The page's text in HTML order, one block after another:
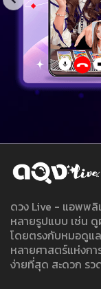
ดวง Live - แอพพลิ
หลายรูปแบบ เช่น
โดยตรงกับหมอดูแ
หลายศาสตร์แห่งก
ง่ายที่สุด สะดวก รว